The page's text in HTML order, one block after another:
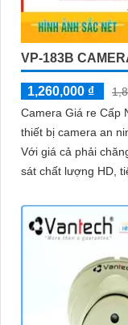
VP-183B
1,260,000 ₫
Camera Giá re Cấp
thiết bị camera an
Với giá cả phải
sát chất lượng HD,